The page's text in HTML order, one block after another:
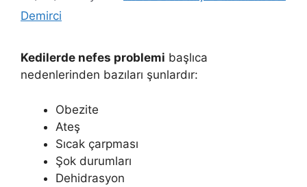
Demirci
Kedilerde nefes problemi başlıca
nedenlerinden bazıları şunlardır:
Obezite
Ateş
Sıcak çarpması
Şok durumları
Dehidrasyon